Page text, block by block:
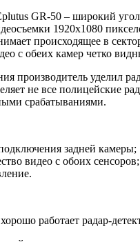
GR-50 – широкий
1920х1080
происходящее в
с обеих камер четко
производитель уделил
не все полицейские
срабатываниями.
задней камеры;
видео с обоих сенсоров;
работает радар-